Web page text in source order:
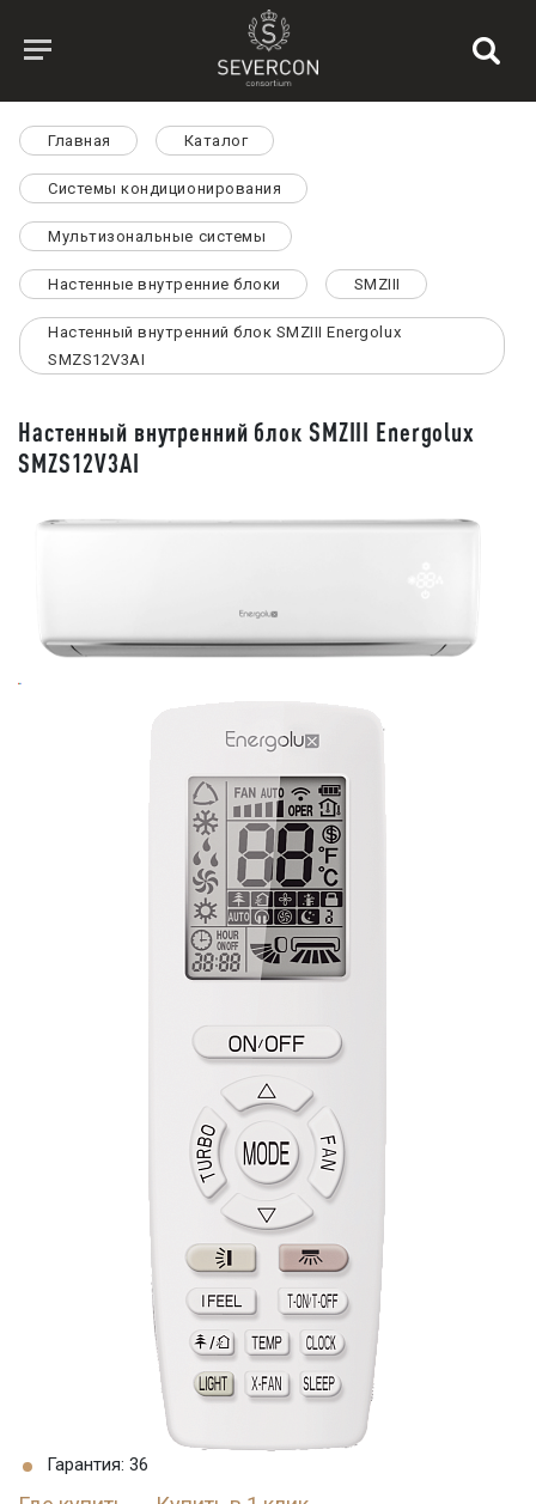
Главная Каталог
Системы кондиционирования
Мультизональные системы
Настенные внутренние блоки SMZIII
Настенный внутренний блок SMZIII Energolux
SMZS12V3AI
Настенный внутренний блок SMZIII Energolux
SMZS12V3AI
Гарантия: 36